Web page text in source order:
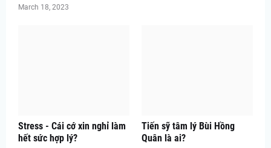
March 18, 2023
Stress - Cái cớ xin nghỉ làm
hết sức hợp lý?
Tiến sỹ tâm lý Bùi Hồng
Quân là ai?